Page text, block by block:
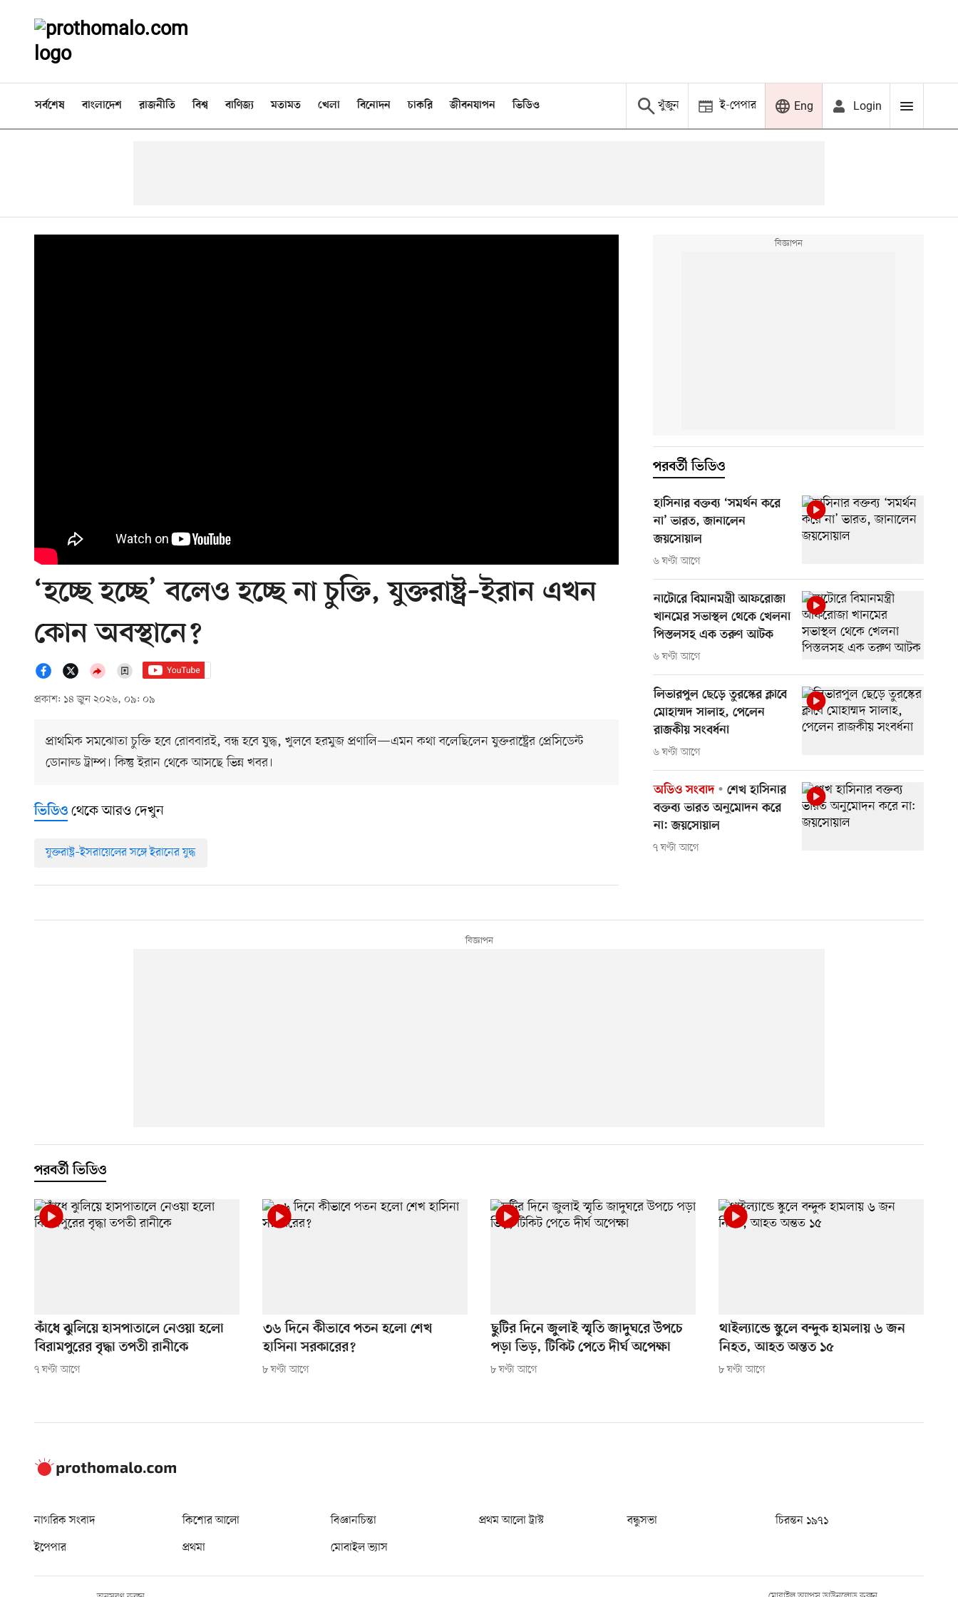
সর্বশেষ বাংলাদেশ রাজনীতি বিশ্ব বাণিজ্য মতামত খেলা বিনোদন চাকরি জীবনযাপন ভিডিও খুঁজুন ই-পেপার Eng Login
‘হচ্ছে হচ্ছে’ বলেও হচ্ছে না চুক্তি, যুক্তরাষ্ট্র–ইরান এখন
কোন অবস্থানে?
প্রকাশ: ১৪ জুন ২০২৬, ০৯: ০৯
প্রাথমিক সমঝোতা চুক্তি হবে রোববারই, বন্ধ হবে যুদ্ধ, খুলবে হরমুজ প্রণালি—এমন কথা বলেছিলেন যুক্তরাষ্ট্রের প্রেসিডেন্ট
ডোনাল্ড ট্রাম্প। কিন্তু ইরান থেকে আসছে ভিন্ন খবর।
পরবর্তী ভিডিও
হাসিনার বক্তব্য ‘সমর্থন করে
না’ ভারত, জানালেন
জয়সোয়াল
৬ ঘণ্টা আগে
নাটোরে বিমানমন্ত্রী আফরোজা
খানমের সভাস্থল থেকে খেলনা
পিস্তলসহ এক তরুণ আটক
৬ ঘণ্টা আগে
লিভারপুল ছেড়ে তুরস্কের ক্লাবে
মোহাম্মদ সালাহ, পেলেন
রাজকীয় সংবর্ধনা
৬ ঘণ্টা আগে
অডিও সংবাদ
শেখ হাসিনার
বক্তব্য ভারত অনুমোদন করে
না: জয়সোয়াল
৭ ঘণ্টা আগে
ভিডিও থেকে আরও দেখুন
যুক্তরাষ্ট্র–ইসরায়েলের সঙ্গে ইরানের যুদ্ধ
পরবর্তী ভিডিও
কাঁধে ঝুলিয়ে হাসপাতালে নেওয়া হলো
বিরামপুরের বৃদ্ধা তপতী রানীকে
৭ ঘণ্টা আগে
৩৬ দিনে কীভাবে পতন হলো শেখ
হাসিনা সরকারের?
৮ ঘণ্টা আগে
ছুটির দিনে জুলাই স্মৃতি জাদুঘরে উপচে
পড়া ভিড়, টিকিট পেতে দীর্ঘ অপেক্ষা
৮ ঘণ্টা আগে
থাইল্যান্ডে স্কুলে বন্দুক হামলায় ৬ জন
নিহত, আহত অন্তত ১৫
৮ ঘণ্টা আগে
নাগরিক সংবাদ কিশোর আলো বিজ্ঞানচিন্তা প্রথম আলো ট্রাস্ট বন্ধুসভা
চিরন্তন ১৯৭১
ইপেপার
প্রথমা মোবাইল ভ্যাস